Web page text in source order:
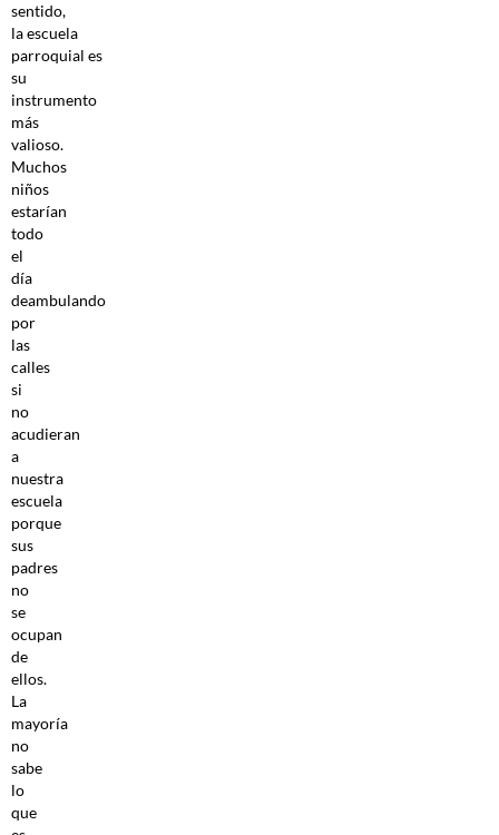
sentido,
la escuela
parroquial es
su
instrumento
más
valioso.
Muchos
niños
estarían
todo
el
día
deambulando
por
las
calles
si
no
acudieran
a
nuestra
escuela
porque
sus
padres
no
se
ocupan
de
ellos.
La
mayoría
no
sabe
lo
que